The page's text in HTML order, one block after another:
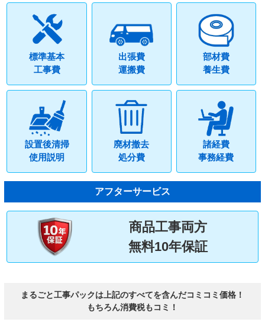
標準基本
工事費
出張費
運搬費
部材費
養生費
設置後清掃
使用説明
廃材撤去
処分費
諸経費
事務経費
アフターサービス
商品工事両方
無料10年保証
まるごと工事パックは上記のすべてを含んだコミコミ価格！
もちろん消費税もコミ！